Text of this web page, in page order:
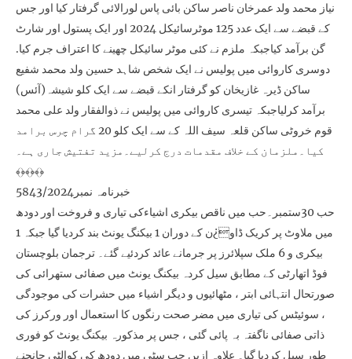
نیاز محمد ولد عمرخان ناصر ساکن بائی پاس لورالائی گرفتار کیا اور جس
کے قبضے سے ایک عدد 125 موٹرسائیکل 2024 اور ایک پستول اور شارٹ
گن برآمد کیاجبکہ ملزم نے کئی موٹر سائیکل چھینے کا اعتراف جرم کیا.
دوسری کاروائی میں پولیس نے ایک شخص شاہد حسین ولد محمد شفیع
ساکن ڈیرہ غازیخان کو گرفتار انکے قبضے سے ایک کلو شیشہ(آئس)
برآمد کرلیاجبکہ تیسری کاروائی میں پولیس نے ذوالفقار ولد علی محمد
قوم خروٹی ساکن قلعہ سیف اللہ کے سے ایک کلو 20 گرام چرس برامد
کیا۔ملزمان کے خلاف مقدمات درج کرلیے۔مزید تفتیش جاری ہے۔
﴾﴿﴾﴿﴾﴿
خبرنامہ نمبر5843/2024
حب 30ستمبر۔حب میں ناقص بیکری اشیاءکی تیاری و فروخت اور دودھ
میں ملاوٹ پر کریک ڈاو¿ن کے دوران 1 بیکنگ یونٹ بند کردیا گیا جبکہ 1
بیکری و 6 ملک سپلائرز پر جرمانے عائد کردئیے گئے۔ ترجمان بلوچستان
فوڈ اتھارٹی کے مطابق سیل کردہ بیکنگ یونٹ میں صفائی ستھرائی کی
صورتحال انتہائی ابتر ، مٹھائیوں و دیگر اشیاء میں حشرات کی موجودگی
، سوئیٹس کی تیاری میں مضر صحت رنگوں کا استعمال اور ورکرز کی
ذاتی صفائی ناگفتہ بہ پائی گئی ، جس پر مذکورہ بیکنگ یونٹ کو فوری
طور سیل کردیا گیا۔ علاوہ ازیں حب سٹی میں دودھ کی کوالٹی جانچنے